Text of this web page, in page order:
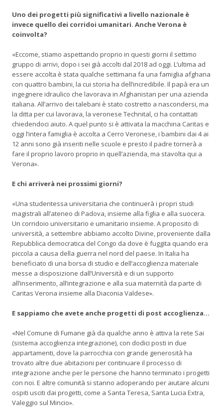
Uno dei progetti più significativi a livello nazionale è
invece quello dei corridoi umanitari. Anche Verona è
coinvolta?
«Eccome, stiamo aspettando proprio in questi giorni il settimo
gruppo di arrivi, dopo i sei già accolti dal 2018 ad oggi. L’ultima ad
essere accolta è stata qualche settimana fa una famiglia afghana
con quattro bambini, la cui storia ha dell’incredibile. Il papà era un
ingegnere idraulico che lavorava in Afghanistan per una azienda
italiana. All’arrivo dei talebani è stato costretto a nascondersi, ma
la ditta per cui lavorava, la veronese Technital, ci ha contattati
chiedendoci aiuto. A quel punto si è attivata la macchina Caritas e
oggi l’intera famiglia è accolta a Cerro Veronese, i bambini dai 4 ai
12 anni sono già inseriti nelle scuole e presto il padre tornerà a
fare il proprio lavoro proprio in quell’azienda, ma stavolta qui a
Verona».
E chi arriverà nei prossimi giorni?
«Una studentessa universitaria che continuerà i propri studi
magistrali all’ateneo di Padova, insieme alla figlia e alla suocera.
Un corridoio universitario e umanitario insieme. A proposito di
università, a settembre abbiamo accolto Divine, proveniente dalla
Repubblica democratica del Congo da dove è fuggita quando era
piccola a causa della guerra nel nord del paese. In Italia ha
beneficiato di una borsa di studio e dell’accoglienza materiale
messe a disposizione dall’Università e di un supporto
all’inserimento, all’integrazione e alla sua maternità da parte di
Caritas Verona insieme alla Diaconia Valdese».
E sappiamo che avete anche progetti di post accoglienza…
«Nel Comune di Fumane già da qualche anno è attiva la rete Sai
(sistema accoglienza integrazione), con dodici posti in due
appartamenti, dove la parrocchia con grande generosità ha
trovato altre due abitazioni per continuare il processo di
integrazione anche per le persone che hanno terminato i progetti
con noi. E altre comunità si stanno adoperando per aiutare alcuni
ospiti usciti dai progetti, come a Santa Teresa, Santa Lucia Extra,
Valeggio sul Mincio».